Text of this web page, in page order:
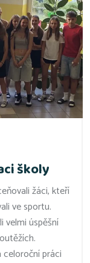
školy
žáci, kteří
ve sportu.
velmi úspěšní
práci